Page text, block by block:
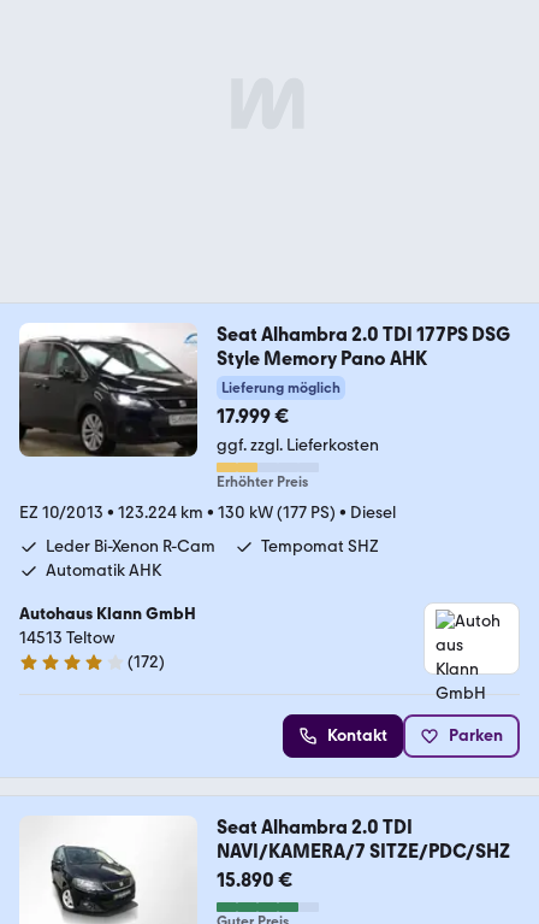
Seat Alhambra 2.0 TDI 177PS DSG
Style Memory Pano AHK
Lieferung möglich
17.999 €
ggf. zzgl. Lieferkosten
Erhöhter Preis
EZ 10/2013 • 123.224 km • 130 kW (177 PS) • Diesel
Leder Bi-Xenon R-Cam
Tempomat SHZ
Automatik AHK
Autohaus Klann GmbH
14513 Teltow
4 Sterne
(172)
Kontakt Parken
Seat Alhambra 2.0 TDI
NAVI/KAMERA/7 SITZE/PDC/SHZ
15.890 €